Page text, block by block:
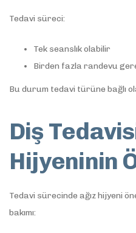
Tedavi süreci:
Tek seanslık olabilir
Birden fazla randevu
Bu durum tedavi türüne bağlı
Diş
Hijyeninin
Tedavi sürecinde ağız hijyeni
bakımı: